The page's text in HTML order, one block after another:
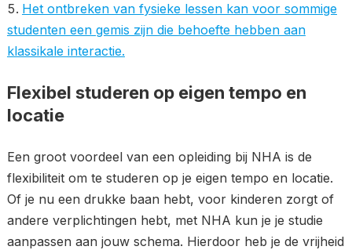
Het ontbreken van fysieke lessen kan voor sommige
studenten een gemis zijn die behoefte hebben aan
klassikale interactie.
Flexibel studeren op eigen tempo en
locatie
Een groot voordeel van een opleiding bij NHA is de
flexibiliteit om te studeren op je eigen tempo en locatie.
Of je nu een drukke baan hebt, voor kinderen zorgt of
andere verplichtingen hebt, met NHA kun je je studie
aanpassen aan jouw schema. Hierdoor heb je de vrijheid